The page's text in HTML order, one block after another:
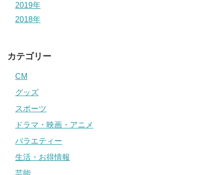
2019年
2018年
カテゴリー
CM
グッズ
スポーツ
ドラマ・映画・アニメ
バラエティー
生活・お得情報
芸能